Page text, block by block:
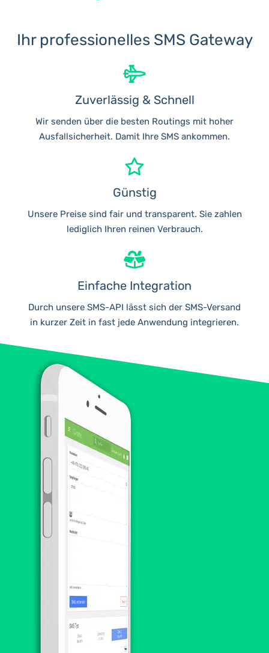
Ihr professionelles SMS Gateway
Zuverlässig & Schnell
Wir senden über die besten Routings mit hoher
Ausfallsicherheit. Damit Ihre SMS ankommen.
Günstig
Unsere Preise sind fair und transparent. Sie zahlen
lediglich Ihren reinen Verbrauch.
Einfache Integration
Durch unsere SMS-API lässt sich der SMS-Versand
in kurzer Zeit in fast jede Anwendung integrieren.